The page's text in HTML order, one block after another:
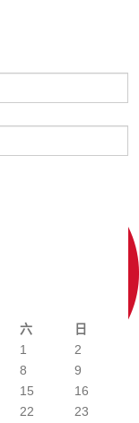
六 日
1
2
8
9
15
16
22
23